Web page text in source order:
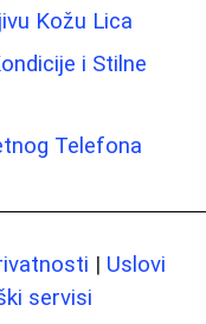
Kožu Lica
i Stilne
Telefona
| Uslovi
servisi